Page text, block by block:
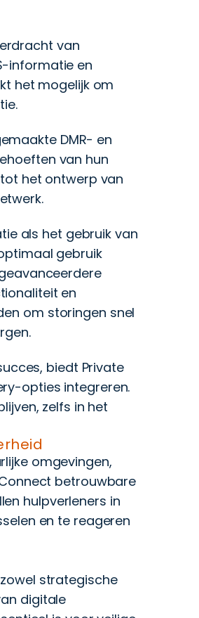
van
informatie en
het mogelijk om
DMR- en
van hun
het ontwerp van
als het gebruik van
gebruik
en
om storingen snel
biedt Private
opties integreren.
zelfs in het
omgevingen,
betrouwbare
hulpverleners in
en te reageren
strategische
digitale